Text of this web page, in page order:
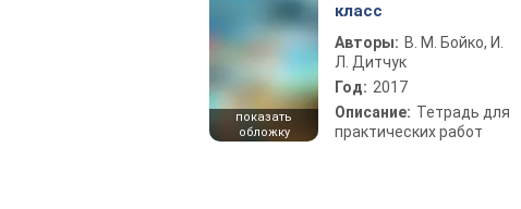
показать
обложку
класс
Авторы: В. М. Бойко, И.
Л. Дитчук
Год: 2017
Описание: Тетрадь для
практических работ